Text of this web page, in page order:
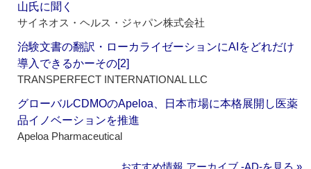
山氏に聞く
サイネオス・ヘルス・ジャパン株式会社
治験文書の翻訳・ローカライゼーションにAIをどれだけ
導入できるかーその[2]
TRANSPERFECT INTERNATIONAL LLC
グローバルCDMOのApeloa、日本市場に本格展開し医薬
品イノベーションを推進
Apeloa Pharmaceutical